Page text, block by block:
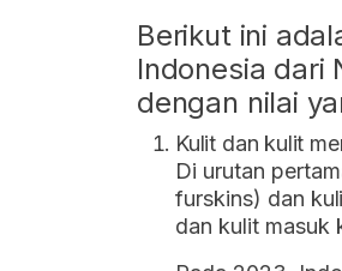
Berikut ini
Indonesia dari
dengan nilai
Kulit dan kulit
Di urutan
furskins) dan
dan kulit masuk